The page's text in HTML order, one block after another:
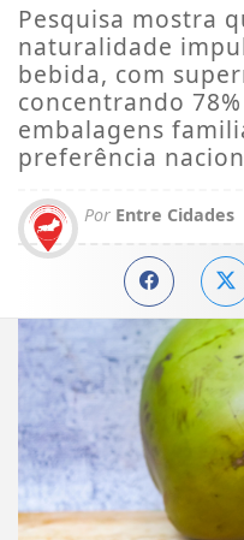
Pesquisa mostra
naturalidade
bebida, com
concentrando
embalagens
preferência
Por Entre Cidades